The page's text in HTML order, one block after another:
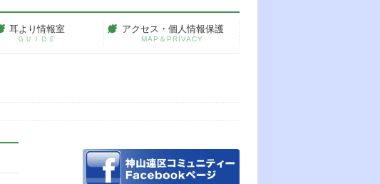
耳より情報室
ＧＵＩＤＥ
アクセス・個人情報保護
MAP＆PRIVACY